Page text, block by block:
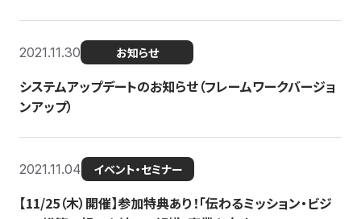
2021.11.30 お知らせ
システムアップデートのお知らせ（フレームワークバージョ
ンアップ）
2021.11.04 イベント・セミナー
【11/25（木）開催】参加特典あり！「伝わるミッション・ビジ